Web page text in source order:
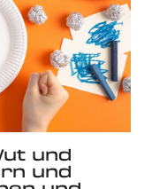
und
und